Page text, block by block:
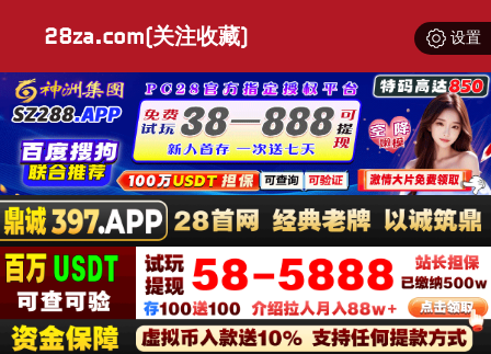
设置
28za.com(关注收藏)